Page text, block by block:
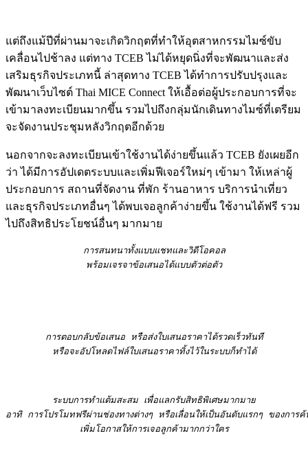
แต่ถึงแม้ปีที่ผ่านมาจะเกิดวิกฤตที่ทำให้อุตสาหกรรมไมซ์ขับ
เคลื่อนไปช้าลง แต่ทาง TCEB ไม่ได้หยุดนิ่งที่จะพัฒนาและส่ง
เสริมธุรกิจประเภทนี้ ล่าสุดทาง TCEB ได้ทำการปรับปรุงและ
พัฒนาเว็บไซต์ Thai MICE Connect ให้เอื้อต่อผู้ประกอบการที่จะ
เข้ามาลงทะเบียนมากขึ้น รวมไปถึงกลุ่มนักเดินทางไมซ์ที่เตรียม
จะจัดงานประชุมหลังวิกฤตอีกด้วย
นอกจากจะลงทะเบียนเข้าใช้งานได้ง่ายขึ้นแล้ว TCEB ยังเผยอีก
ว่า ได้มีการอัปเดตระบบและเพิ่มฟีเจอร์ใหม่ๆ เข้ามา ให้เหล่าผู้
ประกอบการ สถานที่จัดงาน ที่พัก ร้านอาหาร บริการนำเที่ยว
และธุรกิจประเภทอื่นๆ ได้พบเจอลูกค้าง่ายขึ้น ใช้งานได้ฟรี รวม
ไปถึงสิทธิประโยชน์อื่นๆ มากมาย
การสนทนาทั้งแบบแชทและวิดีโอคอล
พร้อมเจรจาข้อเสนอได้แบบตัวต่อตัว
การตอบกลับข้อเสนอ หรือส่งใบเสนอราคาได้รวดเร็วทันที
หรือจะอัปโหลดไฟล์ใบเสนอราคาทิ้งไว้ในระบบก็ทำได้
เพิ่มโอกาสให้การเจอลูกค้ามากกว่าใคร